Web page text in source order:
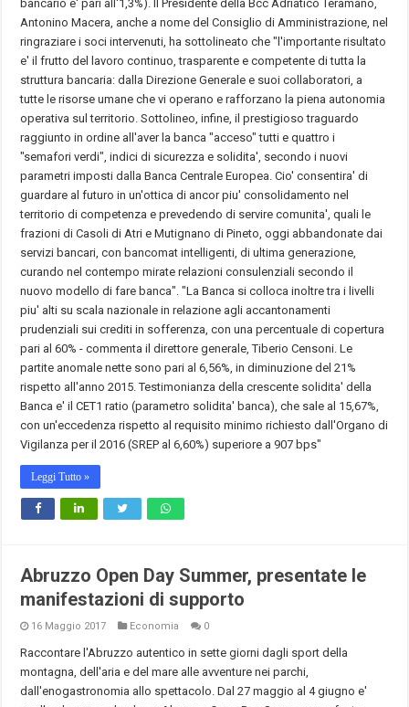
bancario e' pari all'1,3%). Il Presidente della Bcc Adriatico Teramano,
Antonino Macera, anche a nome del Consiglio di Amministrazione, nel
ringraziare i soci intervenuti, ha sottolineato che "l'importante risultato
e' il frutto del lavoro continuo, trasparente e competente di tutta la
struttura bancaria: dalla Direzione Generale e suoi collaboratori, a
tutte le risorse umane che vi operano e rafforzano la piena autonomia
operativa sul territorio. Sottolineo, infine, il prestigioso traguardo
raggiunto in ordine all'aver la banca "acceso" tutti e quattro i
"semafori verdi", indici di sicurezza e solidita', secondo i nuovi
parametri imposti dalla Banca Centrale Europea. Cio' consentira' di
guardare al futuro in un'ottica di ancor piu' consolidamento nel
territorio di competenza e prevedendo di servire comunita', quali le
frazioni di Casoli di Atri e Mutignano di Pineto, oggi abbandonate dai
servizi bancari, con bancomat intelligenti, di ultima generazione,
curando nel contempo mirate relazioni consulenziali secondo il
nuovo modello di fare banca". "La Banca si colloca inoltre tra i livelli
piu' alti su scala nazionale in relazione agli accantonamenti
prudenziali sui crediti in sofferenza, con una percentuale di copertura
pari al 60% - commenta il direttore generale, Tiberio Censoni. Le
partite anomale nette sono pari al 6,56%, in diminuzione del 21%
rispetto all'anno 2015. Testimonianza della crescente solidita' della
Banca e' il CET1 ratio (parametro solidita' banca), che sale al 15,67%,
con un'eccedenza rispetto al requisito minimo richiesto dall'Organo di
Vigilanza per il 2016 (SREP al 6,60%) superiore a 907 bps"
Leggi Tutto »
Abruzzo Open Day Summer, presentate le
manifestazioni di supporto
16 Maggio 2017 Economia 0
Raccontare l'Abruzzo autentico in sette giorni dagli sport della
montagna, dell'aria e del mare alle avventure nei parchi,
dall'enogastronomia allo spettacolo. Dal 27 maggio al 4 giugno e'